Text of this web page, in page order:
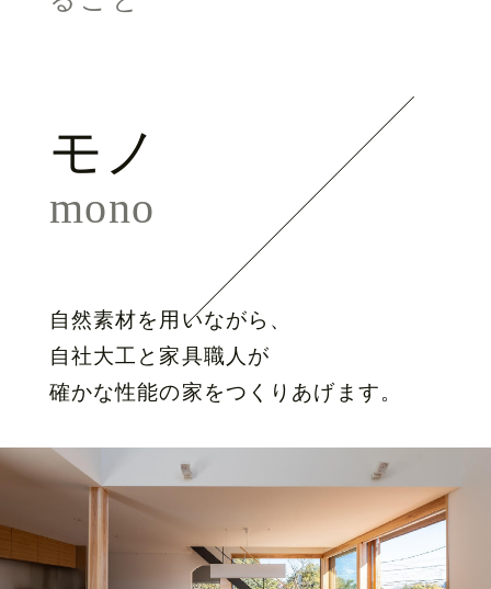
モノ
mono
自然素材を用いながら、
自社大工と家具職人が
確かな性能の家をつくりあげます。